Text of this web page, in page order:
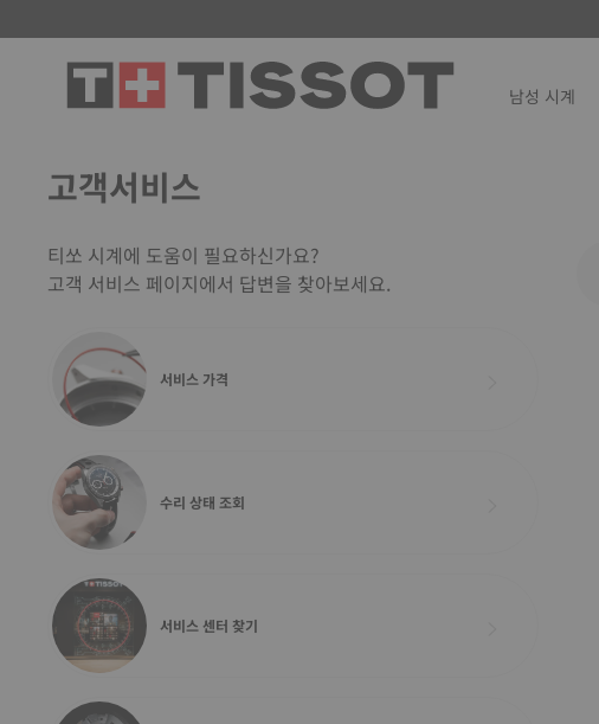
남성 시계
고객서비스
티쏘 시계에 도움이 필요하신가요?
고객 서비스 페이지에서 답변을 찾아보세요.
서비스 가격
수리 상태 조회
서비스 센터 찾기